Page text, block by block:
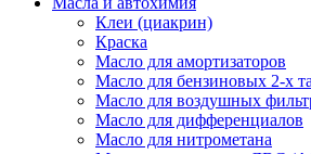
Клеи (циакрин)
Краска
Масло для амортизаторов
Масло для бензиновых 2-х
Масло для воздушных
Масло для дифференциалов
Масло для нитрометана